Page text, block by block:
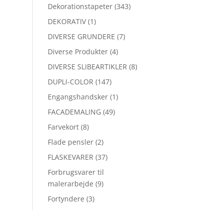
Dekorationstapeter (343)
DEKORATIV (1)
DIVERSE GRUNDERE (7)
Diverse Produkter (4)
DIVERSE SLIBEARTIKLER (8)
DUPLI-COLOR (147)
Engangshandsker (1)
FACADEMALING (49)
Farvekort (8)
Flade pensler (2)
FLASKEVARER (37)
Forbrugsvarer til
malerarbejde (9)
Fortyndere (3)